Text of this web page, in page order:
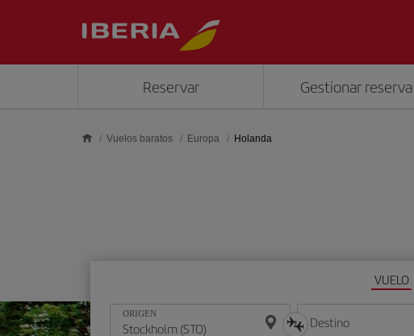
Reservar Gestionar reserva
Vuelos baratos Europa Holanda
VUELO
ORIGEN Destino